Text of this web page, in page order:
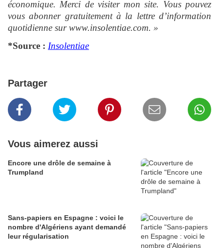
économique. Merci de visiter mon site. Vous pouvez
vous abonner gratuitement à la lettre d’information
quotidienne sur www.insolentiae.com. »
*Source : Insolentiae
Partager
Vous aimerez aussi
Encore une drôle de semaine à
Trumpland
Sans-papiers en Espagne : voici le
nombre d'Algériens ayant demandé
leur régularisation